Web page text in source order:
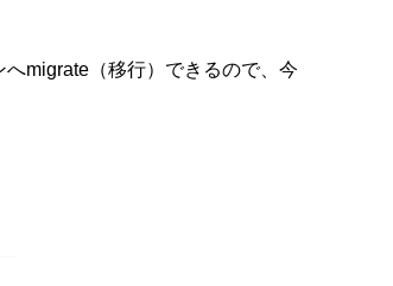
migrate（移行）できるので、今